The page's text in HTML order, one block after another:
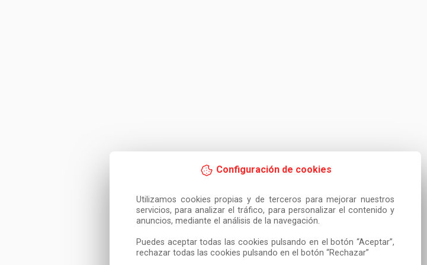
Configuración de cookies
Utilizamos cookies propias y de terceros para mejorar nuestros
servicios, para analizar el tráfico, para personalizar el contenido y
anuncios, mediante el análisis de la navegación.
Puedes aceptar todas las cookies pulsando en el botón “Aceptar”,
rechazar todas las cookies pulsando en el botón “Rechazar”